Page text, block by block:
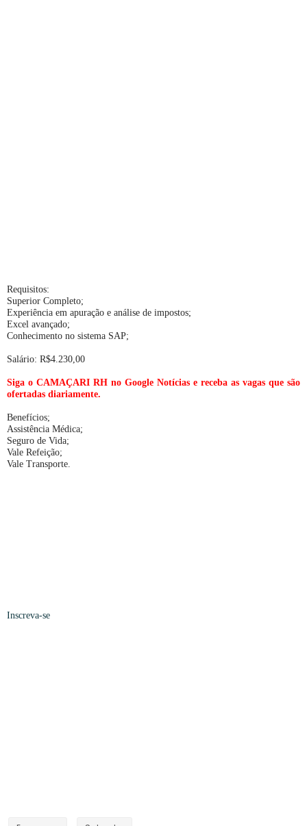
Requisitos:
Superior Completo;
Experiência em apuração e análise de impostos;
Excel avançado;
Conhecimento no sistema SAP;
Salário: R$4.230,00
Siga o CAMAÇARI RH no Google Notícias e receba as vagas que são
ofertadas diariamente.
Benefícios;
Assistência Médica;
Seguro de Vida;
Vale Refeição;
Vale Transporte.
Inscreva-se